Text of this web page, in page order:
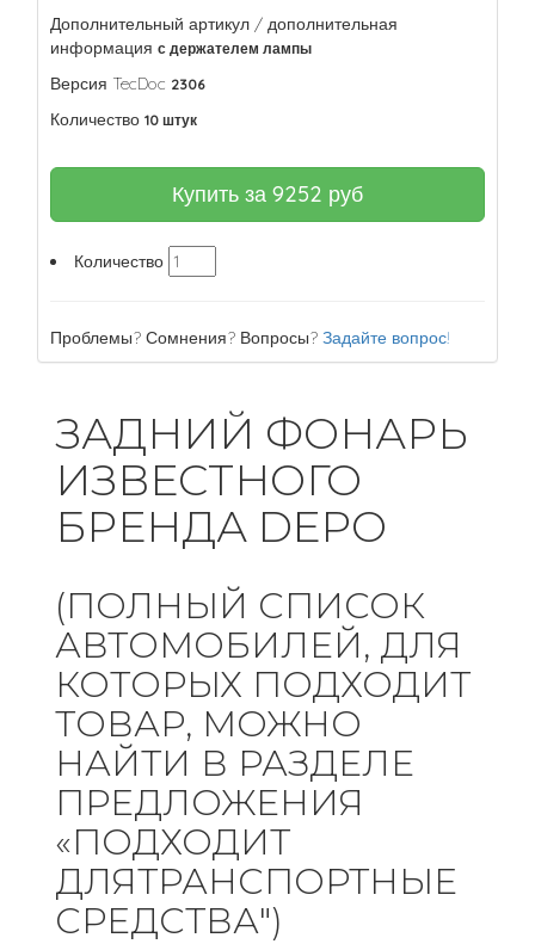
Дополнительный артикул / дополнительная
информация с держателем лампы
Версия TecDoc 2306
Количество 10 штук
Купить за 9252 руб
Количество
Проблемы? Сомнения? Вопросы? Задайте вопрос!
ЗАДНИЙ ФОНАРЬ
ИЗВЕСТНОГО
БРЕНДА DEPO
(ПОЛНЫЙ СПИСОК
АВТОМОБИЛЕЙ, ДЛЯ
КОТОРЫХ ПОДХОДИТ
ТОВАР, МОЖНО
НАЙТИ В РАЗДЕЛЕ
ПРЕДЛОЖЕНИЯ
«ПОДХОДИТ
ДЛЯТРАНСПОРТНЫЕ
СРЕДСТВА")